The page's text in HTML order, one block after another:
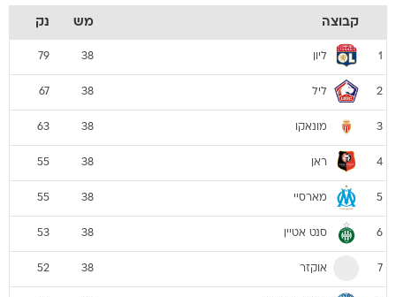
קבוצה מש נק
1 ליון 38
79
2 ליל 38
67
3 מונאקו 38
63
4 ראן 38
55
5 מארסיי 38
55
6 סנט אטיין 38
53
7 אוקזר 38
52